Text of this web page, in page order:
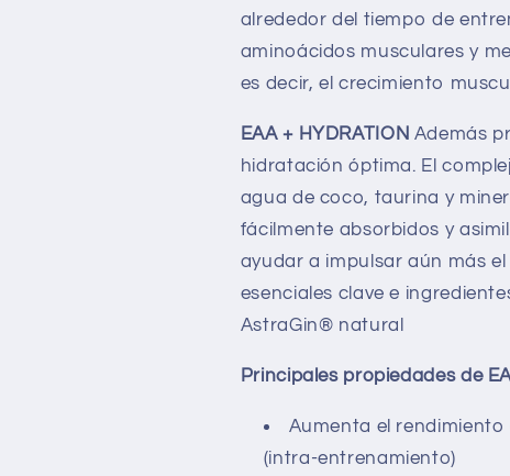
alrededor del tiempo de
aminoácidos musculares y
es decir, el crecimiento
EAA + HYDRATION Además
hidratación óptima. El
agua de coco, taurina y
fácilmente absorbidos y
ayudar a impulsar aún más
esenciales clave e
AstraGin® natural
Principales propiedades de
Aumenta el
(intra-entrenamiento)